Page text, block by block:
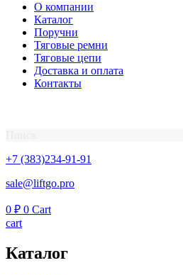
О компании
Каталог
Поручни
Тяговые ремни
Тяговые цепи
Доставка и оплата
Контакты
+7 (383)234-91-91
sale@liftgo.pro
0 ₽ 0 Cart
cart
Каталог